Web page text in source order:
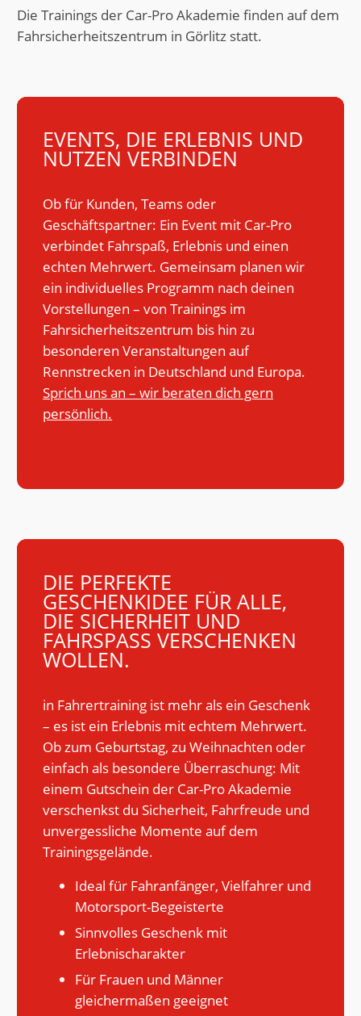
Die Trainings der Car-Pro Akademie finden auf dem
Fahrsicherheitszentrum in Görlitz statt.
EVENTS, DIE ERLEBNIS UND
NUTZEN VERBINDEN
Ob für Kunden, Teams oder
Geschäftspartner: Ein Event mit Car-Pro
verbindet Fahrspaß, Erlebnis und einen
echten Mehrwert. Gemeinsam planen wir
ein individuelles Programm nach deinen
Vorstellungen – von Trainings im
Fahrsicherheitszentrum bis hin zu
besonderen Veranstaltungen auf
Rennstrecken in Deutschland und Europa.
Sprich uns an – wir beraten dich gern
persönlich.
DIE PERFEKTE
GESCHENKIDEE FÜR ALLE,
DIE SICHERHEIT UND
FAHRSPASS VERSCHENKEN W
OLLEN.
in Fahrertraining ist mehr als ein Geschenk
– es ist ein Erlebnis mit echtem Mehrwert.
Ob zum Geburtstag, zu Weihnachten oder
einfach als besondere Überraschung: Mit
einem Gutschein der Car-Pro Akademie
verschenkst du Sicherheit, Fahrfreude und
unvergessliche Momente auf dem
Trainingsgelände.
Ideal für Fahranfänger, Vielfahrer und
Motorsport-Begeisterte
Sinnvolles Geschenk mit
Erlebnischarakter
Für Frauen und Männer
gleichermaßen geeignet